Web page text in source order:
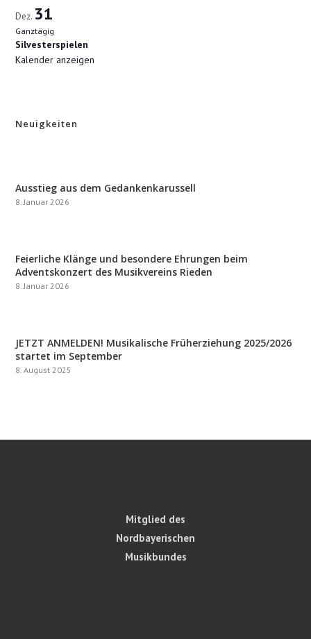
Dez. 31
Ganztägig
Silvesterspielen
Kalender anzeigen
Neuigkeiten
Ausstieg aus dem Gedankenkarussell
8. Januar 2026
Feierliche Klänge und besondere Ehrungen beim
Adventskonzert des Musikvereins Rieden
8. Januar 2026
JETZT ANMELDEN! Musikalische Früherziehung 2025/2026
startet im September
8. August 2025
Mitglied des
Nordbayerischen
Musikbundes